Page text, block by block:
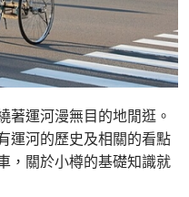
著運河漫無目的地閒逛。
運河的歷史及相關的看點
，關於小樽的基礎知識就